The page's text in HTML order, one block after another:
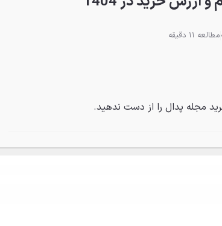
مطالعه 11 دقیقه